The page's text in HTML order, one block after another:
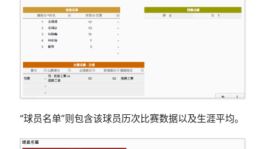
“球员名单”则包含该球员历次比赛数据以及生涯平均。